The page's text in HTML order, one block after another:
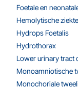
Foetale en
Hemolytische
Hydrops Foetalis
Hydrothorax
Lower urinary tract
Monoamniotische
Monochoriale